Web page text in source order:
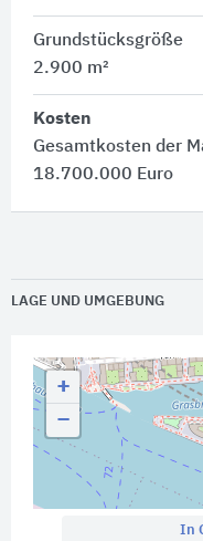
Grundstücksgröße
2.900 m²
Kosten
Gesamtkosten der
18.700.000 Euro
LAGE UND UMGEBUNG
+
−
In